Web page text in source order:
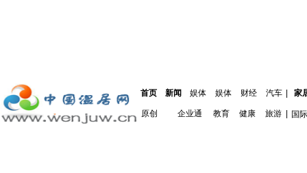
首页 新闻 娱体 娱体 财经 汽车 家
原创 企业通 教育 健康 旅游 国际